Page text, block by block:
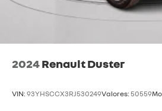
2024Renault Duster
VIN: 93YHSCCX3RJ530249Valores: 50559